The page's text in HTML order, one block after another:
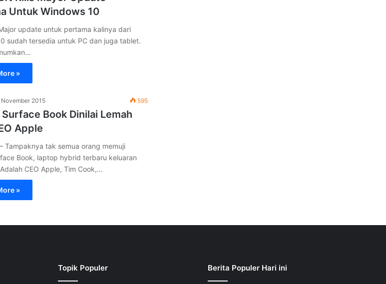
Untuk Windows 10
update untuk pertama kalinya dari
sudah tersedia untuk PC dan juga tablet.
»
2015 595
Book Dinilai Lemah
Apple
Tampaknya tak semua orang memuji
Book, laptop hybrid terbaru keluaran
CEO Apple, Tim Cook,…
»
Topik Populer Berita Populer Hari ini